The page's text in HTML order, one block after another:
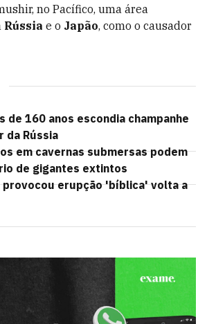
no Pacífico, uma área
Rússia e o Japão, como o causador
de 160 anos escondia champanhe
da Rússia
em cavernas submersas podem
de gigantes extintos
provocou erupção 'bíblica' volta a